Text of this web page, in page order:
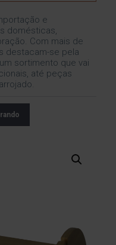
e
domésticas,
Com mais de
destacam-se pela
sortimento que vai
até peças